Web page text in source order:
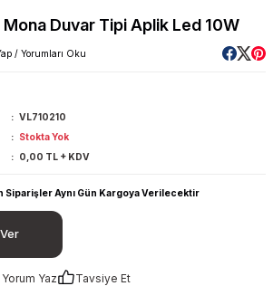
Duvar Tipi Aplik Led 10W
/ Yorumları Oku
VL710210
Stokta Yok
0,00 TL + KDV
Siparişler Aynı Gün Kargoya Verilecektir
Yorum Yaz
Tavsiye Et